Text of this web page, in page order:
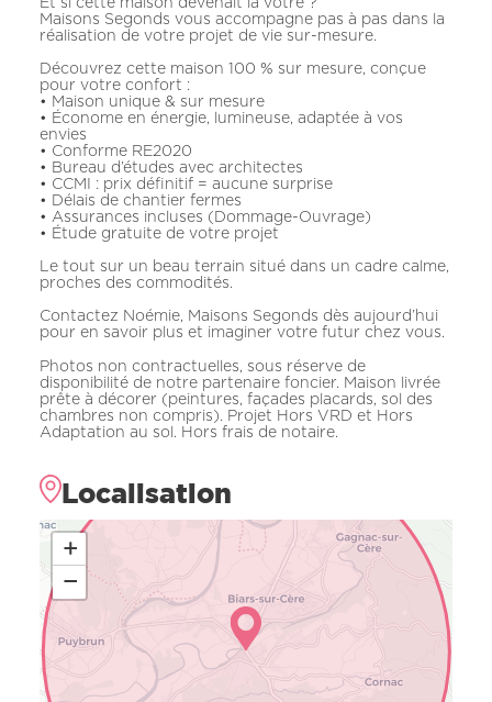
Maisons Segonds vous accompagne pas à pas dans la
réalisation de votre projet de vie sur-mesure.
Découvrez cette maison 100 % sur mesure, conçue
pour votre confort :
• Maison unique & sur mesure
• Économe en énergie, lumineuse, adaptée à vos
envies
• Conforme RE2020
• Bureau d’études avec architectes
• CCMI : prix définitif = aucune surprise
• Délais de chantier fermes
• Assurances incluses (Dommage-Ouvrage)
• Étude gratuite de votre projet
Le tout sur un beau terrain situé dans un cadre calme,
proches des commodités.
Contactez Noémie, Maisons Segonds dès aujourd’hui
pour en savoir plus et imaginer votre futur chez vous.
Photos non contractuelles, sous réserve de
disponibilité de notre partenaire foncier. Maison livrée
prête à décorer (peintures, façades placards, sol des
chambres non compris). Projet Hors VRD et Hors
Adaptation au sol. Hors frais de notaire.
Localisation
+
−